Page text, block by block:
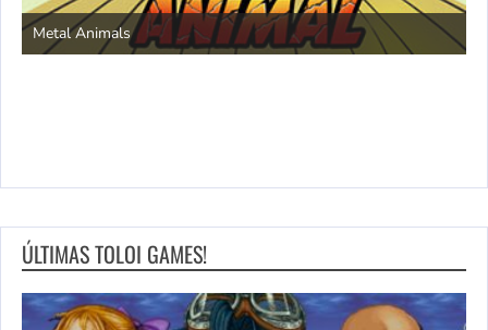
Metal Animals
ÚLTIMAS TOLOI GAMES!